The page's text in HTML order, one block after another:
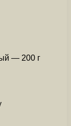
— 200 г